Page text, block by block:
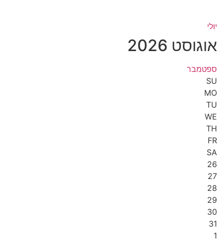
יולי
אוגוסט 2026
ספטמבר
SU
MO
TU
WE
TH
FR
SA
26
27
28
29
30
31
1